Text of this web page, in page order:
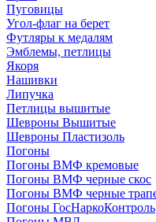
Пуговицы
Угол-флаг на берет
Футляры к медалям
Эмблемы, петлицы
Якоря
Нашивки
Липучка
Петлицы вышитые
Шевроны Вышитые
Шевроны Пластизоль
Погоны
Погоны ВМФ кремовые
Погоны ВМФ черные скос
Погоны ВМФ черные
Погоны ГосНаркоКонтроль